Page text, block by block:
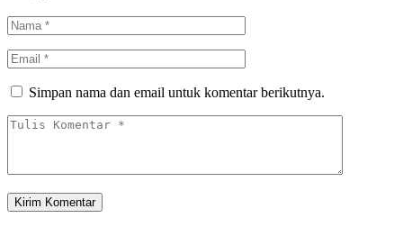
Simpan nama dan email untuk komentar berikutnya.